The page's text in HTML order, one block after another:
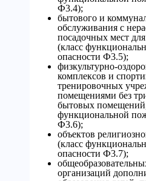
Ф3.4);
бытового и
обслуживания с
посадочных мест
(класс
опасности Ф3.5);
физкультурно-
комплексов и
тренировочных
помещениями без
бытовых
функциональной
Ф3.6);
объектов
(класс
опасности Ф3.7);
организаций